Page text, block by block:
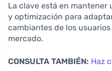
La clave está en
y optimización para
cambiantes de los
mercado.
CONSULTA TAMBIÉN: Haz